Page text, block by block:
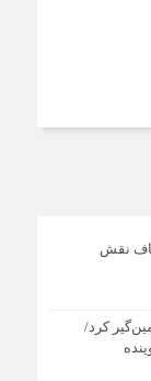
نقش
کرد/